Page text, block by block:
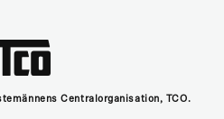
Centralorganisation, TCO.